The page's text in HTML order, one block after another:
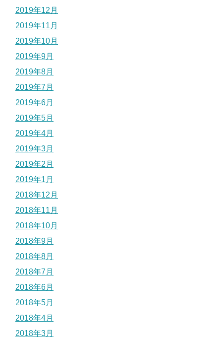
2019年12月
2019年11月
2019年10月
2019年9月
2019年8月
2019年7月
2019年6月
2019年5月
2019年4月
2019年3月
2019年2月
2019年1月
2018年12月
2018年11月
2018年10月
2018年9月
2018年8月
2018年7月
2018年6月
2018年5月
2018年4月
2018年3月